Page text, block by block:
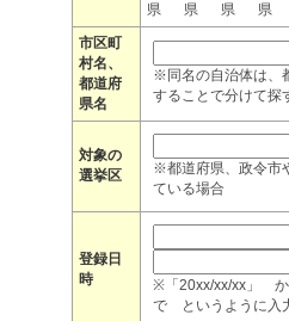
県
県
県
県
市区町
村名、
都道府
県名
※同名の自治体は、
することで分けて探
対象の
選挙区
※都道府県、政令市
ている場合
登録日
時
※「20xx/xx/xx」
で というように入